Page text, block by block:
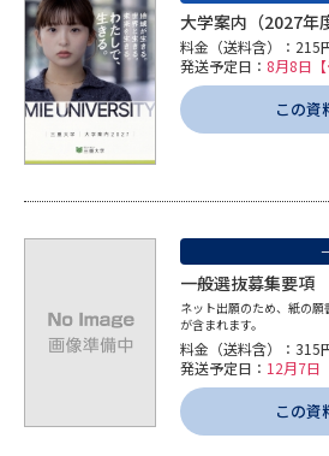
デジタルパンフレット 進路
新学年スタート号特集ページ
（高3生用）
新学
（高
SELFBRAND特集ページ
オープンキャンパスなどを調べる
オープンキャンパス検索 実施
来場型・Web型イベント特集 夢ナ
大学案内（2027年
料金（送料含）：215
発送予定日： 8月8日【
この資
一般選抜募集要項
ネット出願のため、紙の
が含まれます。
料金（送料含）：315
発送予定日： 12月7日
この資